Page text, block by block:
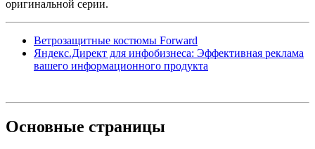
оригинальной серии.
Ветрозащитные костюмы Forward
Яндекс.Директ для инфобизнеса: Эффективная реклама
вашего информационного продукта
Основные страницы